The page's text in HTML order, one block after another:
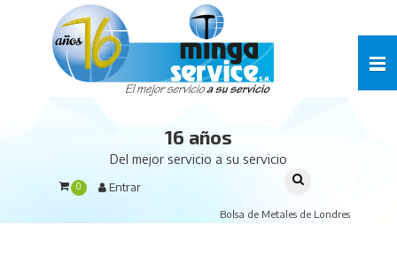
16 años
Del mejor servicio a su servicio
0 Entrar
Bolsa de Metales de Londres